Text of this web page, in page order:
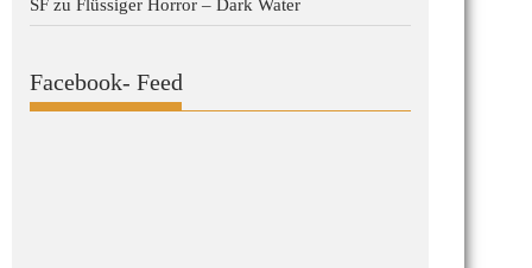
SF zu Flüssiger Horror – Dark Water
Facebook- Feed